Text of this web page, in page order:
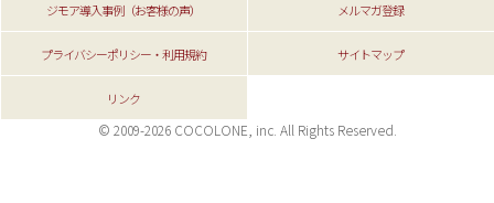
ジモア導入事例（お客様の声） メルマガ登録
プライバシーポリシー・利用規約 サイトマップ
リンク
© 2009-2026 COCOLONE, inc. All Rights Reserved.